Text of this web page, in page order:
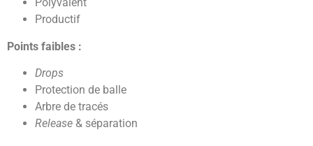
Polyvalent
Productif
Points faibles :
Drops
Protection de balle
Arbre de tracés
Release & séparation